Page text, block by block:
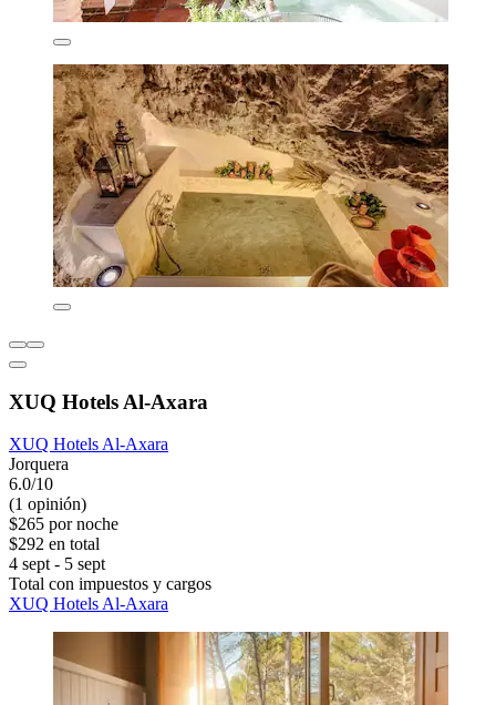
XUQ Hotels Al-Axara
XUQ Hotels Al-Axara
Jorquera
6.0/10
(1 opinión)
$265 por noche
$292 en total
4 sept - 5 sept
Total con impuestos y cargos
XUQ Hotels Al-Axara